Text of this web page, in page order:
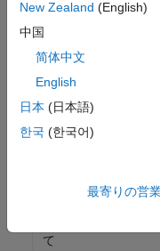
る
か、
す
て
の
求
て
New Zealand (English)
中国
简体中文
English
日本 (日本語)
한국 (한국어)
最寄りの営